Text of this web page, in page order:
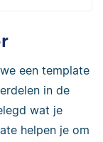
een template
in de
wat je
helpen je om